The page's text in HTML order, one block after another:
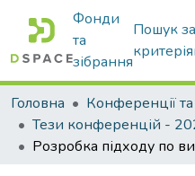
Фонди
та
зібрання
Пошук за
Головна
Тези конференцій -